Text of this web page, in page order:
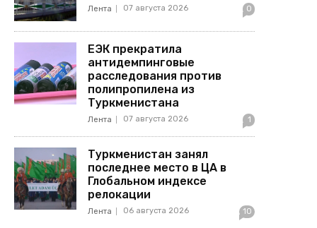
Лента 07 августа 2026 0
ЕЭК прекратила
антидемпинговые
расследования против
полипропилена из
Туркменистана
Лента 07 августа 2026 1
Туркменистан занял
последнее место в ЦА в
Глобальном индексе
релокации
Лента 06 августа 2026 10